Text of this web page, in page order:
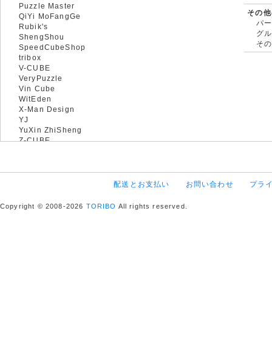
Puzzle Master
QiYi MoFangGe
Rubik's
ShengShou
SpeedCubeShop
tribox
V-CUBE
VeryPuzzle
Vin Cube
WitEden
X-Man Design
YJ
YuXin ZhiSheng
Z-CUBE
その
パ
グ
そ
配送とお支払い お問い合わせ プラ
Copyright © 2008-2026 TORIBO All rights reserved.